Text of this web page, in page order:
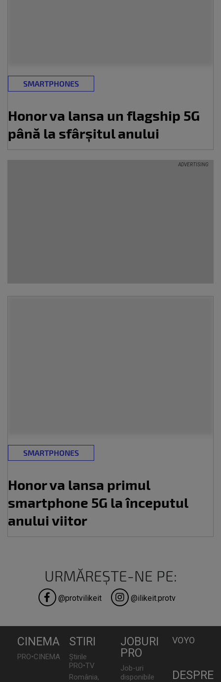
SMARTPHONES
Honor va lansa un flagship 5G
până la sfârșitul anului
SMARTPHONES
Honor va lansa primul
smartphone 5G la începutul
anului viitor
URMĂREȘTE-NE PE:
@protvilikeit @ilikeit.protv
CINEMA
PRO•CINEMA
STIRI
Știrile
PRO•TV
România,
JOBURI
PRO
Job-uri
disponibile
VOYO
DESPRE